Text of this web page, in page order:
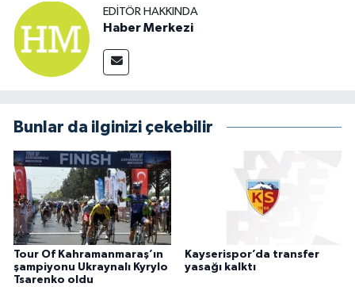
EDITÖR HAKKINDA
Haber Merkezi
Bunlar da ilginizi çekebilir
Tour Of Kahramanmaraş’ın
şampiyonu Ukraynalı Kyrylo
Tsarenko oldu
Kayserispor’da transfer
yasağı kalktı